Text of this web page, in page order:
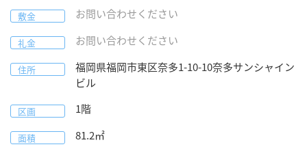
敷金 お問い合わせください
礼金 お問い合わせください
住所 福岡県福岡市東区奈多1-10-10奈多サンシャイン
ビル
区画 1階
面積 81.2㎡